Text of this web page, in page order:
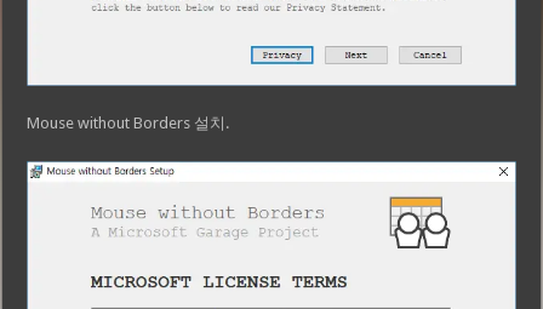
Mouse without Borders 설치.